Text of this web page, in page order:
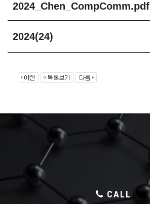
2024_Chen_CompComm.pdf
2024(24)
CALL